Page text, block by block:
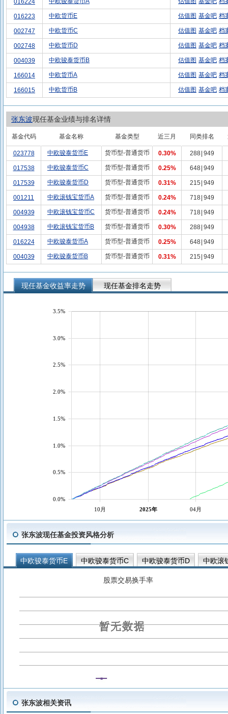
016224
016223 中欧货币E 估值图 基金吧 档
002747 中欧货币C 估值图 基金吧 档
002748 中欧货币D 估值图 基金吧 档
004039 中欧骏泰货币B 估值图 基金吧 档
166014 中欧货币A 估值图 基金吧 档
166015 中欧货币B 估值图 基金吧 档
张东波现任基金业绩与排名详情
基金代码 基金名称 基金类型 近三月 同类排名
023778 中欧骏泰货币E 货币型-普通货币 0.30% 288 949
017538 中欧骏泰货币C 货币型-普通货币 0.25% 648 949
017539 中欧骏泰货币D 货币型-普通货币 0.31% 215 949
001211 中欧滚钱宝货币A 货币型-普通货币 0.24% 718 949
004939 中欧滚钱宝货币C 货币型-普通货币 0.24% 718 949
004938 中欧滚钱宝货币B 货币型-普通货币 0.30% 288 949
016224 中欧骏泰货币A 货币型-普通货币 0.25% 648 949
004039 中欧骏泰货币B 货币型-普通货币 0.31% 215 949
现任基金收益率走势 现任基金排名走势
10月 2025年 04月
0.0%
0.5%
1.0%
1.5%
2.0%
2.5%
3.0%
3.5%
张东波现任基金投资风格分析
中欧骏泰货币E 中欧骏泰货币C 中欧骏泰货币D
中欧滚
股票交易换手率
张东波相关资讯